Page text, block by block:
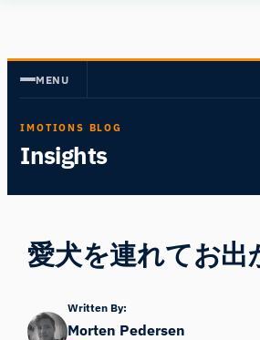
を
ス
ッ
MENU
IMOTIONS BLOG
Insights
愛犬を連れてお出
Written By:
Morten Pedersen